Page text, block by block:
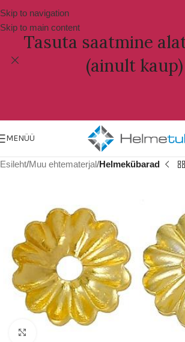
Skip to navigation
Skip to main content
Tasuta saatmine
(ainult kaup)
MENÜÜ
Esileht Muu ehtematerjal Helmekübarad